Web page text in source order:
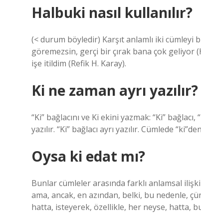
Halbuki nasıl kullanılır?
(< durum böyledir) Karşıt anlamlı iki
göremezsin, gerçi bir çırak bana çok geliyor
işe itildim (Refik H. Karay).
Ki ne zaman ayrı yazılır?
“Ki” bağlacını ve Ki ekini yazmak: “Ki”
yazılır. “Ki” bağlacı ayrı yazılır. Cümlede
Oysa ki edat mı?
Bunlar cümleler arasında farklı anlamsal
ama, ancak, en azından, belki, bu nedenle,
hatta, isteyerek, özellikle, her neyse, hatta,